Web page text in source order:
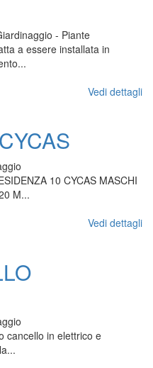
- Piante
a essere installata in
Vedi dettagli
10 CYCAS MASCHI
M...
Vedi dettagli
cancello in elettrico e